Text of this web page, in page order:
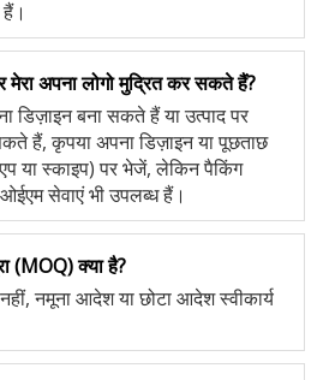
मेरा अपना लोगो मुद्रित कर सकते हैं?
डिज़ाइन बना सकते हैं या उत्पाद पर
हैं, कृपया अपना डिज़ाइन या पूछताछ
या स्काइप) पर भेजें, लेकिन पैकिंग
सेवाएं भी उपलब्ध हैं।
(MOQ) क्या है?
नमूना आदेश या छोटा आदेश स्वीकार्य